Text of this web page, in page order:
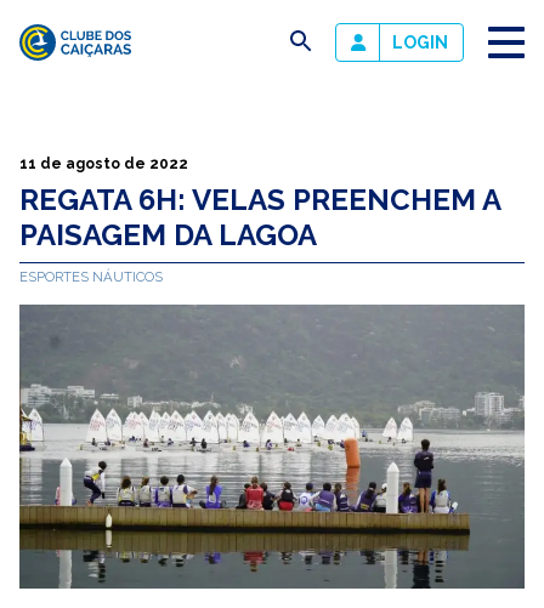
Caiçaras
busca LOGIN
11 de agosto de 2022
REGATA 6H: VELAS PREENCHEM A
PAISAGEM DA LAGOA
ESPORTES NÁUTICOS